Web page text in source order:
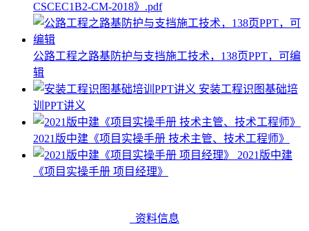
CSCEC1B2-CM-2018》.pdf
公路工程之路基防护与支挡施工技术，138页PPT，可编
辑
安装工程识图基础培
训PPT讲义
2021版中建《项目实操手册 技术主管、技术工程师》
2021版中建
《项目实操手册 项目经理》
资料信息